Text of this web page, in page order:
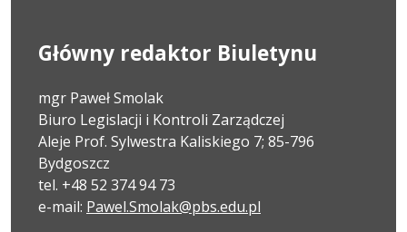
Główny redaktor Biuletynu
mgr Paweł Smolak
Biuro Legislacji i Kontroli Zarządczej
Aleje Prof. Sylwestra Kaliskiego 7; 85-796
Bydgoszcz
tel. +48 52 374 94 73
e-mail: Pawel.Smolak@pbs.edu.pl